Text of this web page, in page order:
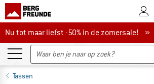
De
Nu tot maar liefst -50% in de zomersale!
Nu tot maar liefst -50% in de zomersale! »
Tassen